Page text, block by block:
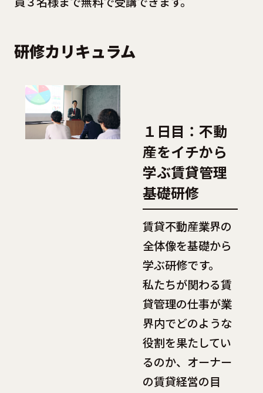
研修カリキュラム
１日目：不動
産をイチから
学ぶ賃貸管理
基礎研修
賃貸不動産業界の
全体像を基礎から
学ぶ研修です。
私たちが関わる賃
貸管理の仕事が業
界内でどのような
役割を果たしてい
るのか、オーナー
の賃貸経営の目